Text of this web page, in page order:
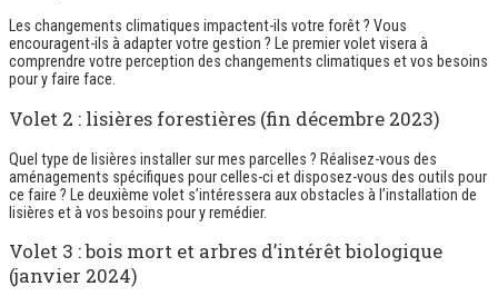
Les changements climatiques impactent-ils votre forêt ? Vous
encouragent-ils à adapter votre gestion ? Le premier volet visera à
comprendre votre perception des changements climatiques et vos besoins
pour y faire face.
Volet 2 : lisières forestières (fin décembre 2023)
Quel type de lisières installer sur mes parcelles ? Réalisez-vous des
aménagements spécifiques pour celles-ci et disposez-vous des outils pour
ce faire ? Le deuxième volet s’intéressera aux obstacles à l’installation de
lisières et à vos besoins pour y remédier.
Volet 3 : bois mort et arbres d’intérêt biologique
(janvier 2024)